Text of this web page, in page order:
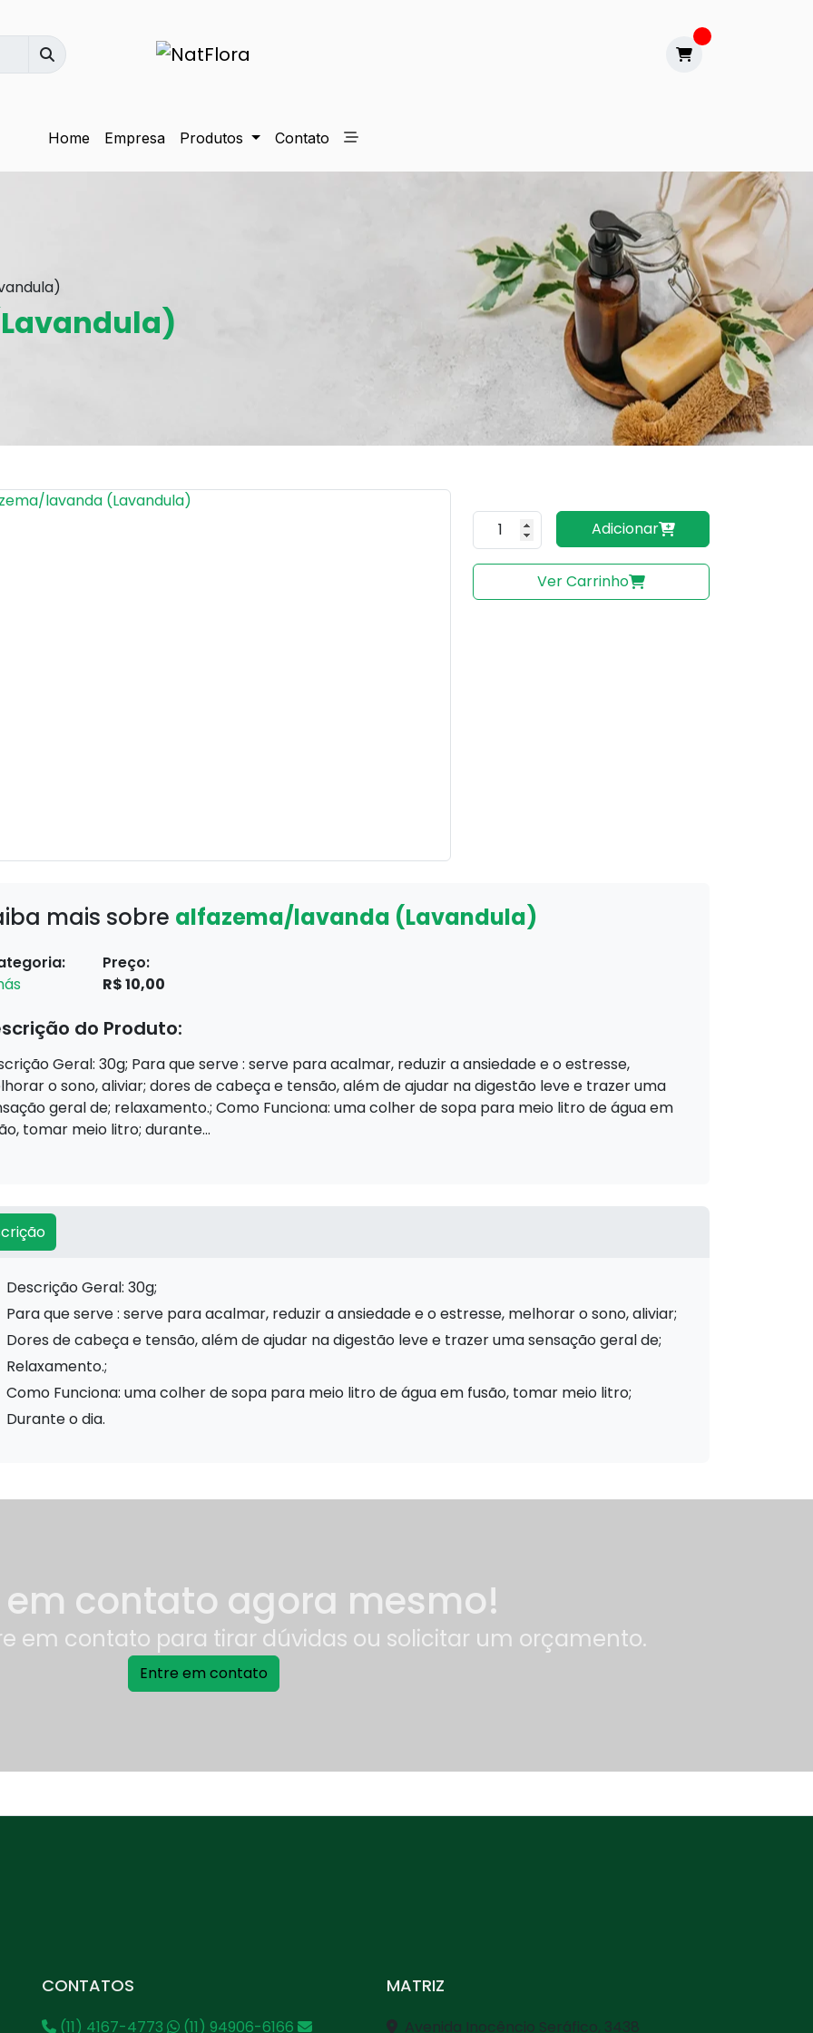
Home Empresa Produtos Contato
Quantidade do produto
Adicionar
Ver Carrinho
mais sobre alfazema/lavanda (Lavandula)
Preço:
R$ 10,00
do Produto:
Geral: 30g; Para que serve : serve para acalmar, reduzir a ansiedade e o estresse,
o sono, aliviar; dores de cabeça e tensão, além de ajudar na digestão leve e trazer uma
geral de; relaxamento.; Como Funciona: uma colher de sopa para meio litro de água em
tomar meio litro; durante...
Descrição Geral: 30g;
Para que serve : serve para acalmar, reduzir a ansiedade e o estresse, melhorar o sono, aliviar;
dores de cabeça e tensão, além de ajudar na digestão leve e trazer uma sensação geral de;
relaxamento.;
Como Funciona: uma colher de sopa para meio litro de água em fusão, tomar meio litro;
durante o dia.
em contato agora mesmo!
em contato para tirar dúvidas ou solicitar um orçamento.
Entre em contato
CONTATOS
(11) 4167-4773 (11) 94906-6166
MATRIZ
Avenida Inocêncio Seráfico, 3438